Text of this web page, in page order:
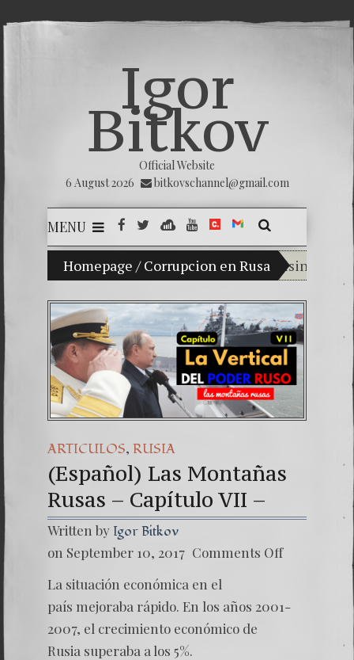
Igor
Bitkov
Official Website
6 August 2026
bitkovschannel@gmail.com
MENU
Homepage / Corrupcion en Rusa
My son Vladimir Bitkov, a promising
Breaking
(Español)
(Español)
7. Our
ARTICULOS, RUSIA
(Español) Las Montañas
Rusas – Capítulo VII –
Written by Igor Bitkov
on September 10, 2017 Comments Off
La situación económica en el
país mejoraba rápido. En los años 2001-
2007, el crecimiento económico de
Rusia superaba a los 5%.